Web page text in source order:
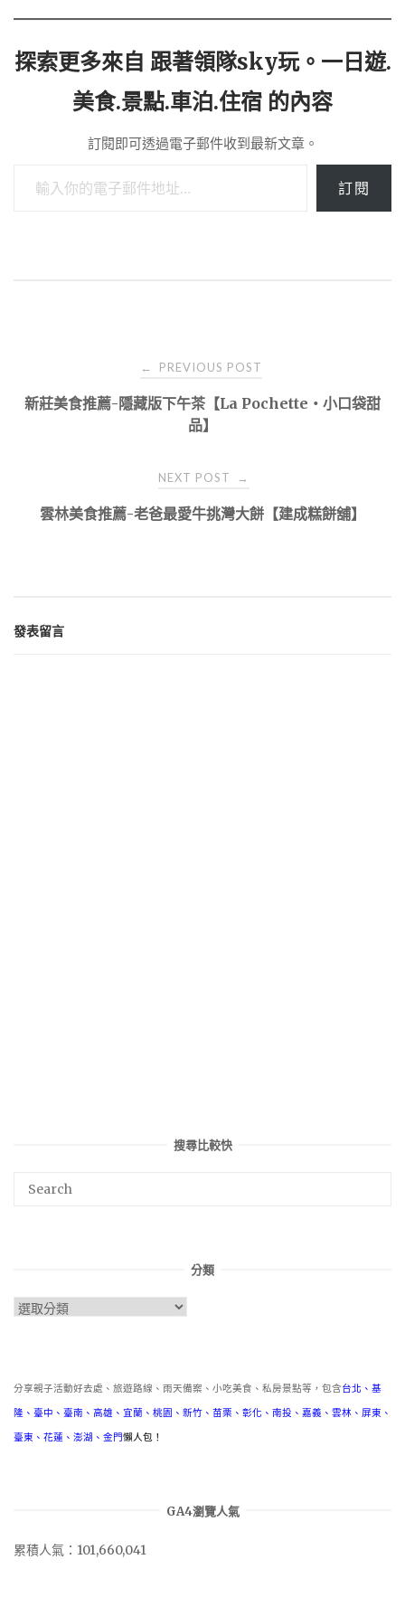
探索更多來自 跟著領隊sky玩。一日遊.
美食.景點.車泊.住宿 的內容
訂閱即可透過電子郵件收到最新文章。
訂閱
navigation
← PREVIOUS POST
新莊美食推薦-隱藏版下午茶【La Pochette‧小口袋甜
品】
NEXT POST →
雲林美食推薦-老爸最愛牛挑灣大餅【建成糕餅舖】
發表留言
搜尋比較快
分類
分
分享親子活動好去處、旅遊路線、雨天備案、小吃美食、私房景點等，包含台北 、 基
隆 、 臺中 、 臺南 、 高雄 、 宜蘭 、 桃園 、 新竹 、 苗栗 、 彰化 、 南投 、 嘉義 、 雲林 、 屏東 、
臺東 、 花蓮 、 澎湖 、 金門懶人包！
GA4瀏覽人氣
累積人氣：101,660,041